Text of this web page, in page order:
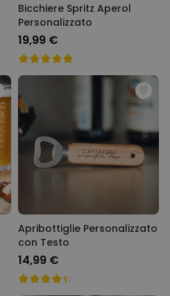
Bicchiere Spritz Aperol
Personalizzato
19,99 €
Apribottiglie Personalizzato
con Testo
14,99 €